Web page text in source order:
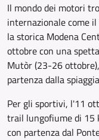
Il mondo dei motori
internazionale come
la storica Modena
ottobre con una
Mutòr (23-26
partenza dalla
Per gli sportivi, l'11
trail lungofiume di 15
con partenza dal